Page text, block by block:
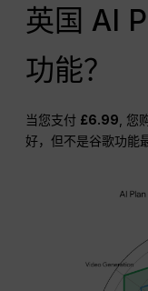
英国 AI
功能？
当您支付 £6.99 ,
好，但不是谷歌功能